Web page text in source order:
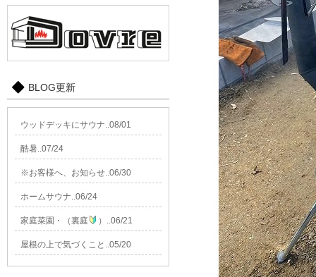
BLOG更新
ウッドデッキにサウナ..08/01
酷暑..07/24
※お客様へ、お知らせ..06/30
ホームサウナ..06/24
家庭菜園・（裏庭 ）..06/21
屋根の上で気づくこと..05/20